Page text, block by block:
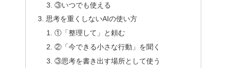
③いつでも使える
思考を重くしないAIの使い方
①「整理して」と頼む
②「今できる小さな行動」を聞く
③思考を書き出す場所として使う